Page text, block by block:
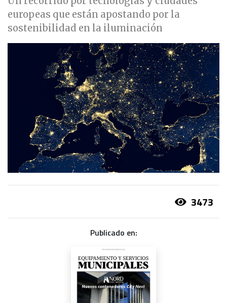
europeas que están apostando por la
sostenibilidad en la iluminación
3473
Publicado en: